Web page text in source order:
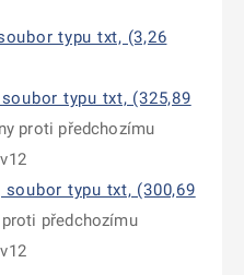
typu txt, (3,26
typu txt, (325,89
proti předchozímu
soubor typu txt, (300,69
předchozímu